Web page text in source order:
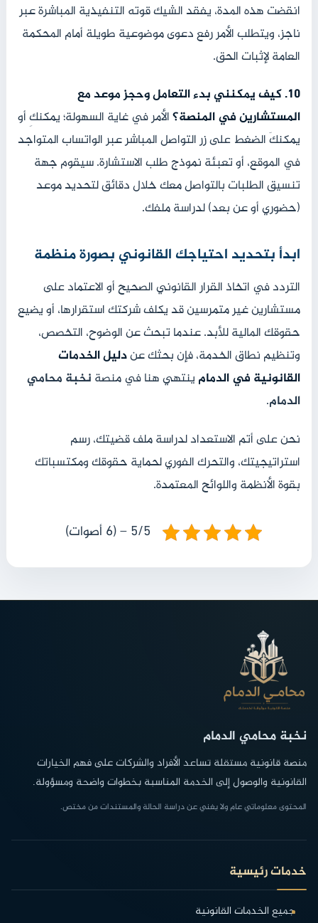
انقضت هذه المدة، يفقد الشيك قوته التنفيذية المباشرة عبر
ناجز، ويتطلب الأمر رفع دعوى موضوعية طويلة أمام المحكمة
العامة لإثبات الحق.
10. كيف يمكنني بدء التعامل وحجز موعد مع
المستشارين في المنصة؟الأمر في غاية السهولة؛ يمكنكِ أو
يمكنكَ الضغط على زر التواصل المباشر عبر الواتساب المتواجد
في الموقع، أو تعبئة نموذج طلب الاستشارة. سيقوم جهة
تنسيق الطلبات بالتواصل معك خلال دقائق لتحديد موعد
(حضوري أو عن بعد) لدراسة ملفك.
ابدأ بتحديد احتياجك القانوني بصورة منظمة
التردد في اتخاذ القرار القانوني الصحيح أو الاعتماد على
مستشارين غير متمرسين قد يكلف شركتك استقرارها، أو يضيع
حقوقك المالية للأبد. عندما تبحث عن الوضوح، التخصص،
وتنظيم نطاق الخدمة، فإن بحثك عندليل الخدمات
القانونية في الدمام ينتهي هنا في منصة نخبة محامي
الدمام.
نحن على أتم الاستعداد لدراسة ملف قضيتك، رسم
استراتيجيتك، والتحرك الفوري لحماية حقوقك ومكتسباتك
بقوة الأنظمة واللوائح المعتمدة.
5/5 – (6 أصوات)
نخبة محامي الدمام
منصة قانونية مستقلة تساعد الأفراد والشركات على فهم الخيارات
القانونية والوصول إلى الخدمة المناسبة بخطوات واضحة ومسؤولة.
المحتوى معلوماتي عام ولا يغني عن دراسة الحالة والمستندات من مختص.
خدمات رئيسية
جميع الخدمات القانونية